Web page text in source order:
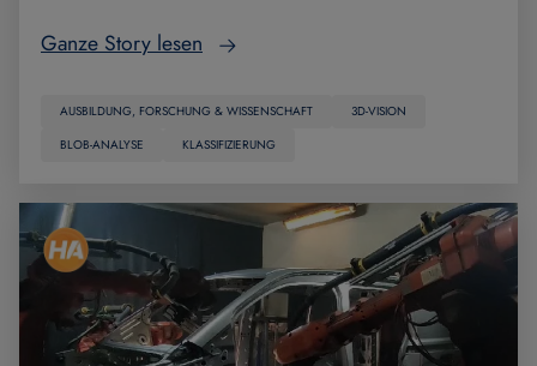
Ganze Story lesen
AUSBILDUNG, FORSCHUNG & WISSENSCHAFT
3D-VISION
BLOB-ANALYSE
KLASSIFIZIERUNG